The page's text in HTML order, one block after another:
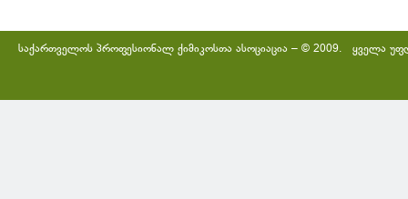
საქართველოს პროფესიონალ ქიმიკოსთა ასოციაცია – © 2009. ყველა